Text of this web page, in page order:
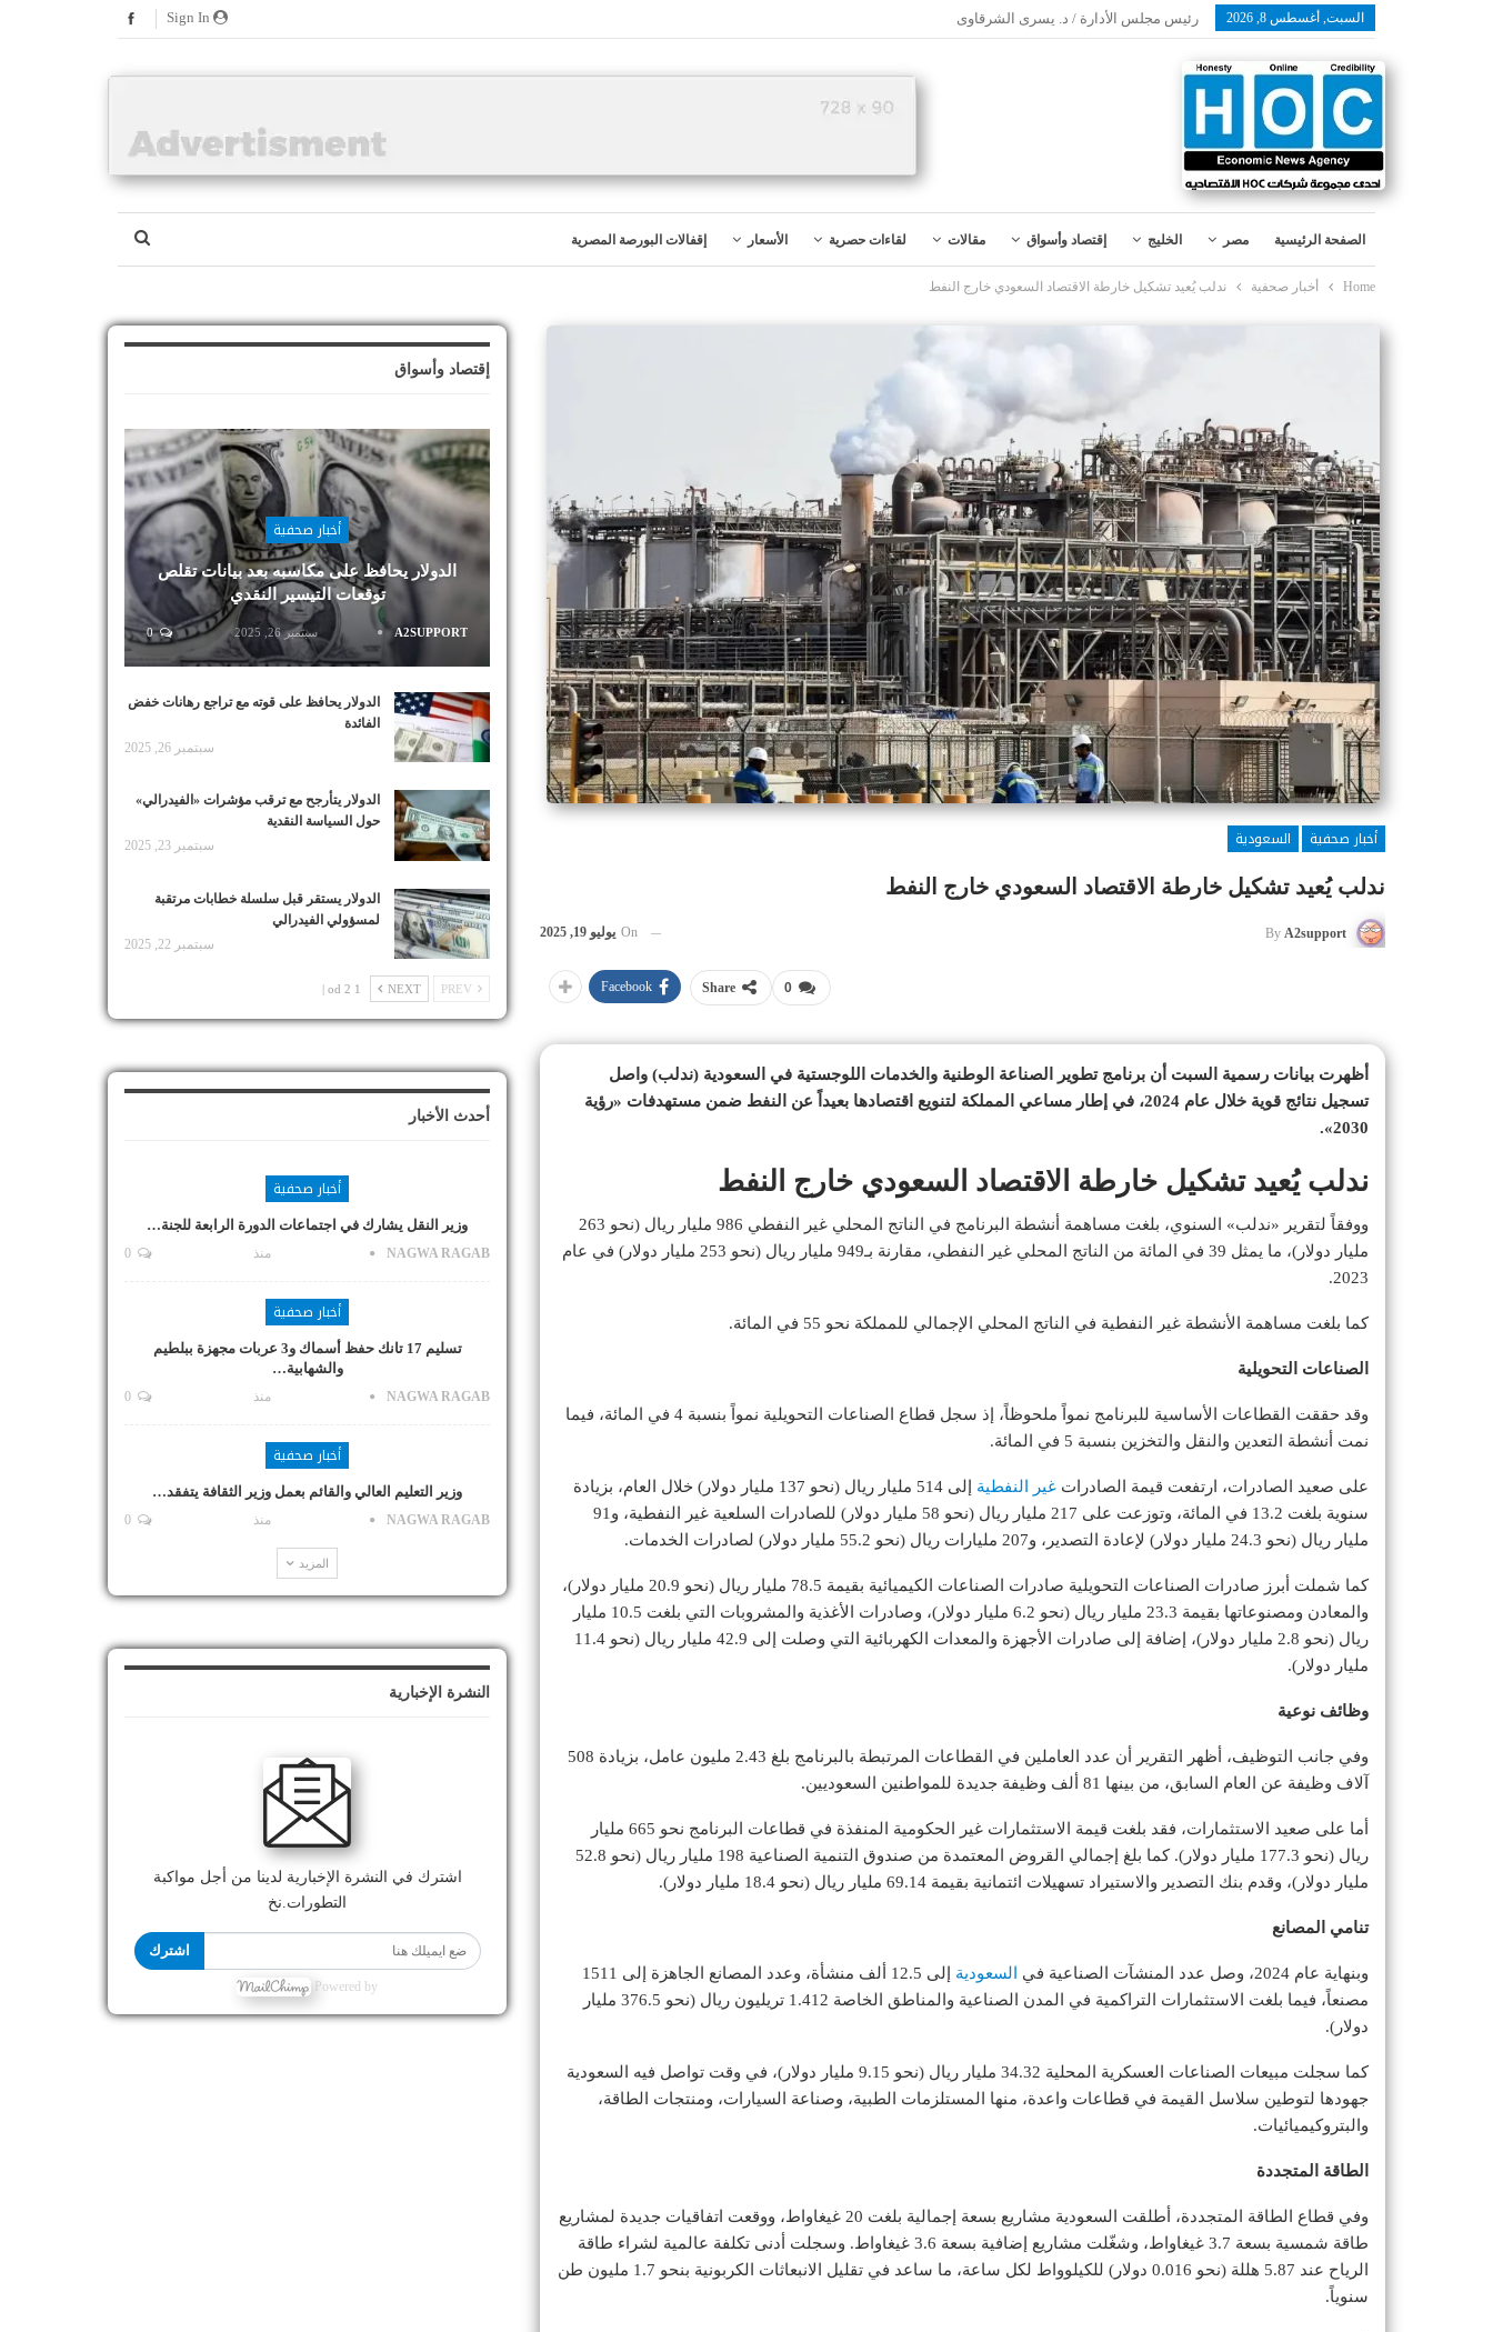
السبت, أغسطس 8, 2026 رئيس مجلس الأدارة / د. يسرى الشرقاوى
الصفحة الرئيسية مصر الخليج إقتصاد وأسواق مقالات لقاءات حصرية الأسعار إقفالات البورصة المصرية
Home أخبار صحفية ندلب يُعيد تشكيل خارطة الاقتصاد السعودي خارج النفط
أخبار صحفية
السعودية
ندلب يُعيد تشكيل خارطة الاقتصاد السعودي خارج النفط
By A2support
On يوليو 19, 2025
0
Share
Facebook
أظهرت بيانات رسمية السبت أن برنامج تطوير الصناعة الوطنية والخدمات اللوجستية في السعودية (ندلب) واصل
تسجيل نتائج قوية خلال عام 2024، في إطار مساعي المملكة لتنويع اقتصادها بعيداً عن النفط ضمن مستهدفات «رؤية
2030».
ندلب يُعيد تشكيل خارطة الاقتصاد السعودي خارج النفط
ووفقاً لتقرير «ندلب» السنوي، بلغت مساهمة أنشطة البرنامج في الناتج المحلي غير النفطي 986 مليار ريال (نحو 263
مليار دولار)، ما يمثل 39 في المائة من الناتج المحلي غير النفطي، مقارنة بـ949 مليار ريال (نحو 253 مليار دولار) في عام
2023.
كما بلغت مساهمة الأنشطة غير النفطية في الناتج المحلي الإجمالي للمملكة نحو 55 في المائة.
الصناعات التحويلية
وقد حققت القطاعات الأساسية للبرنامج نمواً ملحوظاً، إذ سجل قطاع الصناعات التحويلية نمواً بنسبة 4 في المائة، فيما
نمت أنشطة التعدين والنقل والتخزين بنسبة 5 في المائة.
على صعيد الصادرات، ارتفعت قيمة الصادرات غير النفطية
إلى 514 مليار ريال (نحو 137 مليار دولار) خلال العام، بزيادة
سنوية بلغت 13.2 في المائة، وتوزعت على 217 مليار ريال (نحو 58 مليار دولار) للصادرات السلعية غير النفطية، و91
مليار ريال (نحو 24.3 مليار دولار) لإعادة التصدير، و207 مليارات ريال (نحو 55.2 مليار دولار) لصادرات الخدمات.
كما شملت أبرز صادرات الصناعات التحويلية صادرات الصناعات الكيميائية بقيمة 78.5 مليار ريال (نحو 20.9 مليار دولار)،
والمعادن ومصنوعاتها بقيمة 23.3 مليار ريال (نحو 6.2 مليار دولار)، وصادرات الأغذية والمشروبات التي بلغت 10.5 مليار
ريال (نحو 2.8 مليار دولار)، إضافة إلى صادرات الأجهزة والمعدات الكهربائية التي وصلت إلى 42.9 مليار ريال (نحو 11.4
مليار دولار).
وظائف نوعية
وفي جانب التوظيف، أظهر التقرير أن عدد العاملين في القطاعات المرتبطة بالبرنامج بلغ 2.43 مليون عامل، بزيادة 508
آلاف وظيفة عن العام السابق، من بينها 81 ألف وظيفة جديدة للمواطنين السعوديين.
أما على صعيد الاستثمارات، فقد بلغت قيمة الاستثمارات غير الحكومية المنفذة في قطاعات البرنامج نحو 665 مليار
ريال (نحو 177.3 مليار دولار). كما بلغ إجمالي القروض المعتمدة من صندوق التنمية الصناعية 198 مليار ريال (نحو 52.8
مليار دولار)، وقدم بنك التصدير والاستيراد تسهيلات ائتمانية بقيمة 69.14 مليار ريال (نحو 18.4 مليار دولار).
تنامي المصانع
وبنهاية عام 2024، وصل عدد المنشآت الصناعية في السعودية
إلى 12.5 ألف منشأة، وعدد المصانع الجاهزة إلى 1511
مصنعاً، فيما بلغت الاستثمارات التراكمية في المدن الصناعية والمناطق الخاصة 1.412 تريليون ريال (نحو 376.5 مليار
دولار).
كما سجلت مبيعات الصناعات العسكرية المحلية 34.32 مليار ريال (نحو 9.15 مليار دولار)، في وقت تواصل فيه السعودية
جهودها لتوطين سلاسل القيمة في قطاعات واعدة، منها المستلزمات الطبية، وصناعة السيارات، ومنتجات الطاقة،
والبتروكيميائيات.
الطاقة المتجددة
وفي قطاع الطاقة المتجددة، أطلقت السعودية مشاريع بسعة إجمالية بلغت 20 غيغاواط، ووقعت اتفاقيات جديدة لمشاريع
طاقة شمسية بسعة 3.7 غيغاواط، وشغّلت مشاريع إضافية بسعة 3.6 غيغاواط. وسجلت أدنى تكلفة عالمية لشراء طاقة
الرياح عند 5.87 هللة (نحو 0.016 دولار) للكيلوواط لكل ساعة، ما ساعد في تقليل الانبعاثات الكربونية بنحو 1.7 مليون طن
سنوياً.
إقتصاد وأسواق
أخبار صحفية
الدولار يحافظ على مكاسبه بعد بيانات تقلص
توقعات التيسير النقدي
A2SUPPORT سبتمبر 26, 2025 0
الدولار يحافظ على قوته مع تراجع رهانات خفض
الفائدة
سبتمبر 26, 2025
الدولار يتأرجح مع ترقب مؤشرات «الفيدرالي»
حول السياسة النقدية
سبتمبر 23, 2025
الدولار يستقر قبل سلسلة خطابات مرتقبة
لمسؤولي الفيدرالي
سبتمبر 22, 2025
NEXT
1 od 2 |
أحدث الأخبار
أخبار صحفية
وزير النقل يشارك في اجتماعات الدورة الرابعة للجنة…
NAGWA RAGAB منذ
أخبار صحفية
تسليم 17 تانك حفظ أسماك و3 عربات مجهزة ببلطيم
والشهابية…
NAGWA RAGAB منذ
أخبار صحفية
وزير التعليم العالي والقائم بعمل وزير الثقافة يتفقد…
NAGWA RAGAB منذ
المزيد
النشرة الإخبارية
اشترك في النشرة الإخبارية لدينا من أجل مواكبة
التطورات.نخ
اشترك
Powered by